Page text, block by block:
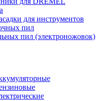
для инструментов
пил
пил (электроножовок)